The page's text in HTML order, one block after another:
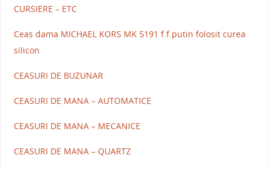
CURSIERE – ETC
Ceas dama MICHAEL KORS MK 5191 f.f.putin folosit curea
silicon
CEASURI DE BUZUNAR
CEASURI DE MANA – AUTOMATICE
CEASURI DE MANA – MECANICE
CEASURI DE MANA – QUARTZ